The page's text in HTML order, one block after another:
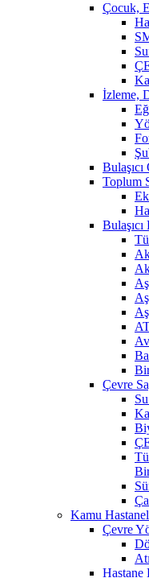
Çocuk,
İzleme,
Toplum
Çevre
Kamu
Çevre